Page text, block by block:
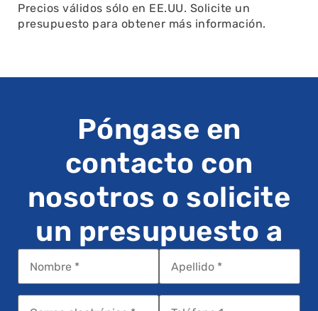
Precios válidos sólo en EE.UU. Solicite un
presupuesto para obtener más información.
Póngase en
contacto con
nosotros o solicite
un presupuesto a